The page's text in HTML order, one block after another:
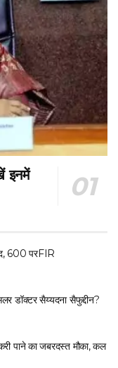
इनमें
600 परFIR
डॉक्टर सैय्यदना सैफुद्दीन?
पाने का जबरदस्त मौका, कल